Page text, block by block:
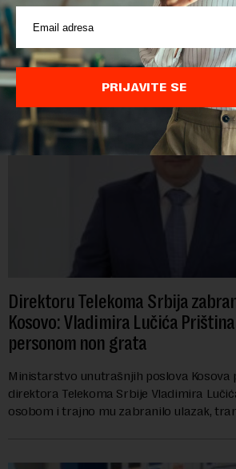
smanjenje granice za odlazak u penziju.
predlog bio usvojen, žene bi u penziju
60 godina. Iako bi se ver...
Direktoru Telekoma Srbija
Kosovo: Vladimira Lučića
personom non grata
Ministarstvo unutrašnjih poslova Kosova
direktora Telekoma Srbije Vladimira
osobom i trajno mu zabranilo ulazak,
PRIJAVITE SE